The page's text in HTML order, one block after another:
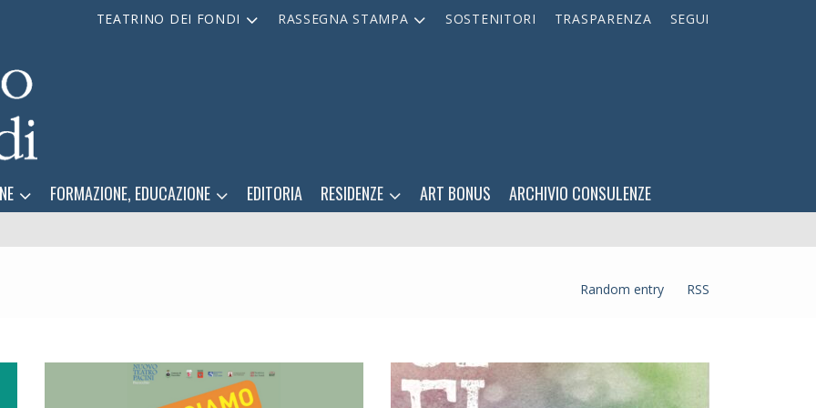
TEATRINO DEI FONDI RASSEGNA STAMPA SOSTENITORI TRASPARENZA SEGUI
FORMAZIONE, EDUCAZIONE EDITORIA RESIDENZE ART BONUS ARCHIVIO CONSULENZE
Random entry RSS